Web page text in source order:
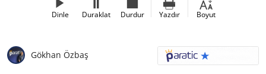
Dinle Duraklat Durdur Yazdır Boyut
Gökhan Özbaş